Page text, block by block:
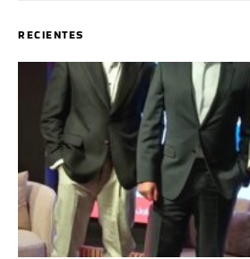
RECIENTES